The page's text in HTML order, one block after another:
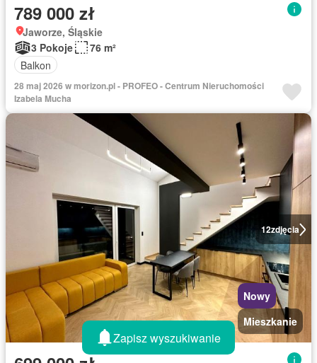
789 000 zł
Jaworze, Śląskie
3 Pokoje
76 m²
Balkon
28 maj 2026 w morizon.pl - PROFEO - Centrum Nieruchomości
Izabela Mucha
12zdjęcia
Nowy
Mieszkanie
Zapisz wyszukiwanie